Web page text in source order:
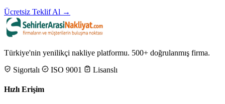
Ücretsiz Teklif Al →
Türkiye'nin yenilikçi nakliye platformu. 500+ doğrulanmış firma.
Sigortalı
ISO 9001 Lisanslı
Hızlı Erişim